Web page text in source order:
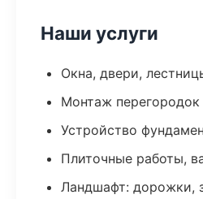
Наши услуги
Окна, двери,
Монтаж перегородок
Устройство
Плиточные работы,
Ландшафт: дорожки,